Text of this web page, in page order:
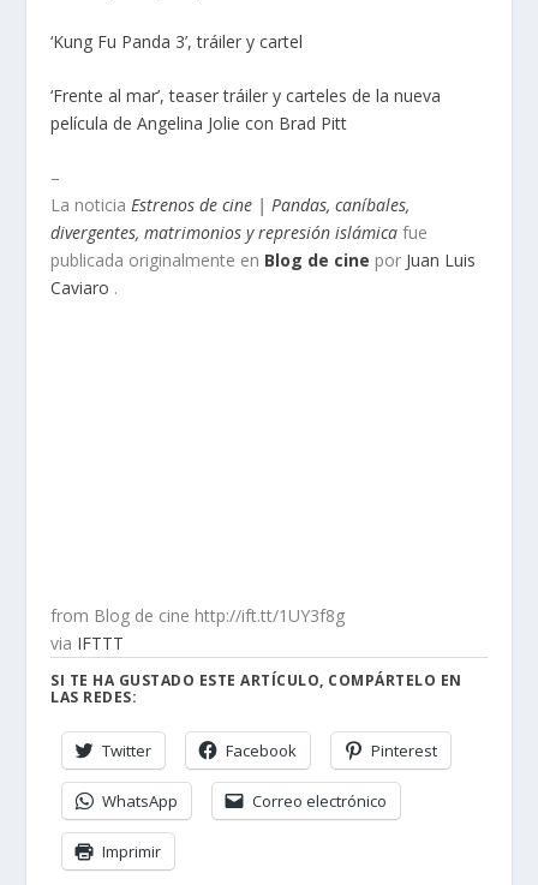
‘Kung Fu Panda 3’, tráiler y cartel
‘Frente al mar’, teaser tráiler y carteles de la nueva
película de Angelina Jolie con Brad Pitt
–
La noticiaEstrenos de cine | Pandas, caníbales,
divergentes, matrimonios y represión islámicafue
publicada originalmente en Blog de cine por Juan Luis
Caviaro .
from Blog de cine http://ift.tt/1UY3f8g
via IFTTT
SI TE HA GUSTADO ESTE ARTÍCULO, COMPÁRTELO EN
LAS REDES:
Twitter Facebook Pinterest
WhatsApp Correo electrónico
Imprimir